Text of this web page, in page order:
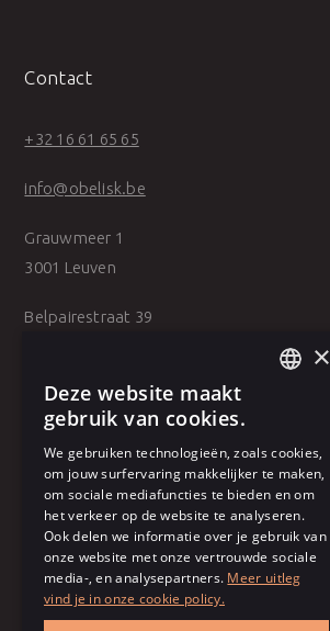
Contact
+32 16 61 65 65
info@obelisk.be
Grauwmeer 1
3001 Leuven
Belpairestraat 39
Algemene voorwaarden
Gebruiksvoorwaarden
FRENCH
×
Deze website maakt
gebruik van cookies.
We gebruiken technologieën, zoals cookies,
om jouw surfervaring makkelijker te maken,
om sociale mediafuncties te bieden en om
het verkeer op de website te analyseren.
Ook delen we informatie over je gebruik van
onze website met onze vertrouwde sociale
media-, en analysepartners. Meer uitleg
vind je in onze cookie policy.